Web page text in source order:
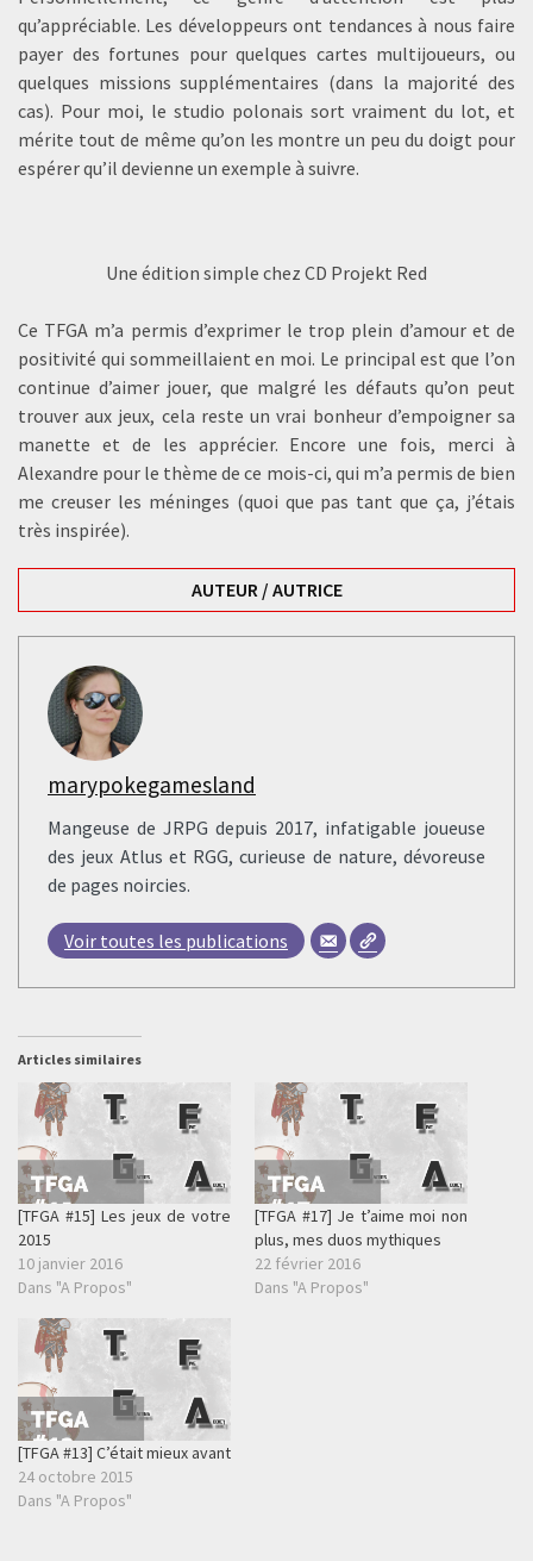
qu’appréciable. Les développeurs ont tendances à nous faire
payer des fortunes pour quelques cartes multijoueurs, ou
quelques missions supplémentaires (dans la majorité des
cas). Pour moi, le studio polonais sort vraiment du lot, et
mérite tout de même qu’on les montre un peu du doigt pour
espérer qu’il devienne un exemple à suivre.
Une édition simple chez CD Projekt Red
Ce TFGA m’a permis d’exprimer le trop plein d’amour et de
positivité qui sommeillaient en moi. Le principal est que l’on
continue d’aimer jouer, que malgré les défauts qu’on peut
trouver aux jeux, cela reste un vrai bonheur d’empoigner sa
manette et de les apprécier. Encore une fois, merci à
Alexandre pour le thème de ce mois-ci, qui m’a permis de bien
me creuser les méninges (quoi que pas tant que ça, j’étais
très inspirée).
AUTEUR / AUTRICE
marypokegamesland
Mangeuse de JRPG depuis 2017, infatigable joueuse
des jeux Atlus et RGG, curieuse de nature, dévoreuse
de pages noircies.
Voir toutes les publications
Articles similaires
[TFGA #15] Les jeux de votre
2015
10 janvier 2016
Dans "A Propos"
[TFGA #17] Je t’aime moi non
plus, mes duos mythiques
22 février 2016
Dans "A Propos"
[TFGA #13] C’était mieux avant
24 octobre 2015
Dans "A Propos"